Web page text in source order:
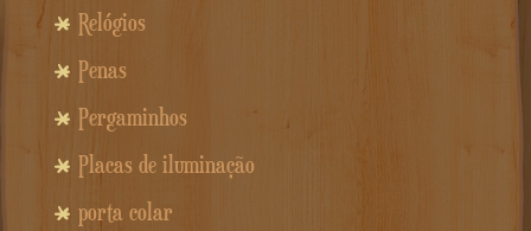
Relógios
Penas
Pergaminhos
Placas de iluminação
porta colar